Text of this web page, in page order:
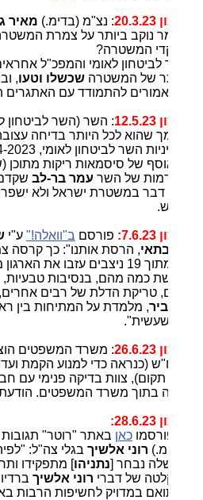
: נצ"מ (בדימ.)מאיר גלבוע
נוקב ביותר על צמרת המשטרה
המשטרה?
לאומי והמפכ"ל אחראים
של המשטרהשכשלו וטעו, וביחד
להתמודד עם האתגרים
: השר (השר לביטחון לאומי)
שהוא לכל היותר בדיחה עצובה
השר לביטחון לאומי, 2024-2023 | תשפ״ד-תשפ״ה".
של סיסמאות ריקות מתוכן
של השרעמר בר-לב שקדם לו),
דבר במשטרת ישראל ולא ישפרו
פורסםב"וואלה!"ע"ישלומי
, הרסת אותנו": כך קרסה צמרת
11 מתוך 19 ניצבים עזבו את
כמה מהם, בנסיבות טבעיות, הייתה
טריקת הדלת של רבים אחרים, תוך
, מלמדת על המתיחות בין ראשי
: משרד המשפטים הוציא
(כנראה כדי למנוע הקמת ועדת
צוות בדיקה פנימי עם חברים
בתוך משרד המשפטים. הודעת
כאןבאתר "רוטר" תגובות
רוני אלשיךבגלי צה"ל: "לפיה
נבחר [ נתניהו] מתפקידו ותרחיש
של דברירוני אלשיךברדיו
במדויק לחשיפות הרבות באתר